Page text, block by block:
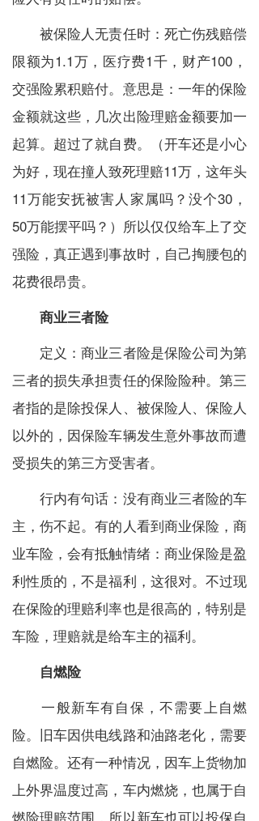
被保险人无责任时：死亡伤残赔偿
限额为1.1万，医疗费1千，财产100，
交强险累积赔付。意思是：一年的保险
金额就这些，几次出险理赔金额要加一
起算。超过了就自费。（开车还是小心
为好，现在撞人致死理赔11万，这年头
11万能安抚被害人家属吗？没个30，
50万能摆平吗？）所以仅仅给车上了交
强险，真正遇到事故时，自己掏腰包的
花费很昂贵。
商业三者险
定义：商业三者险是保险公司为第
三者的损失承担责任的保险险种。第三
者指的是除投保人、被保险人、保险人
以外的，因保险车辆发生意外事故而遭
受损失的第三方受害者。
行内有句话：没有商业三者险的车
主，伤不起。有的人看到商业保险，商
业车险，会有抵触情绪：商业保险是盈
利性质的，不是福利，这很对。不过现
在保险的理赔利率也是很高的，特别是
车险，理赔就是给车主的福利。
自燃险
一般新车有自保，不需要上自燃
险。旧车因供电线路和油路老化，需要
自燃险。还有一种情况，因车上货物加
上外界温度过高，车内燃烧，也属于自
燃险理赔范围，所以新车也可以投保自